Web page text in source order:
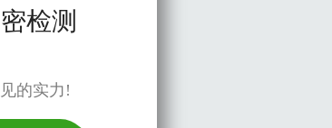
检测
的实力!